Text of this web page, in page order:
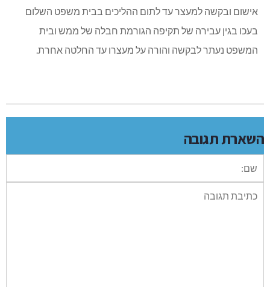
אישום ובקשה למעצר עד לתום ההליכים בבית משפט השלום
בעכו בגין עבירה של תקיפה הגורמת חבלה של ממש ובית
המשפט נעתר לבקשה והורה על מעצרו עד החלטה אחרת.
השארת תגובה